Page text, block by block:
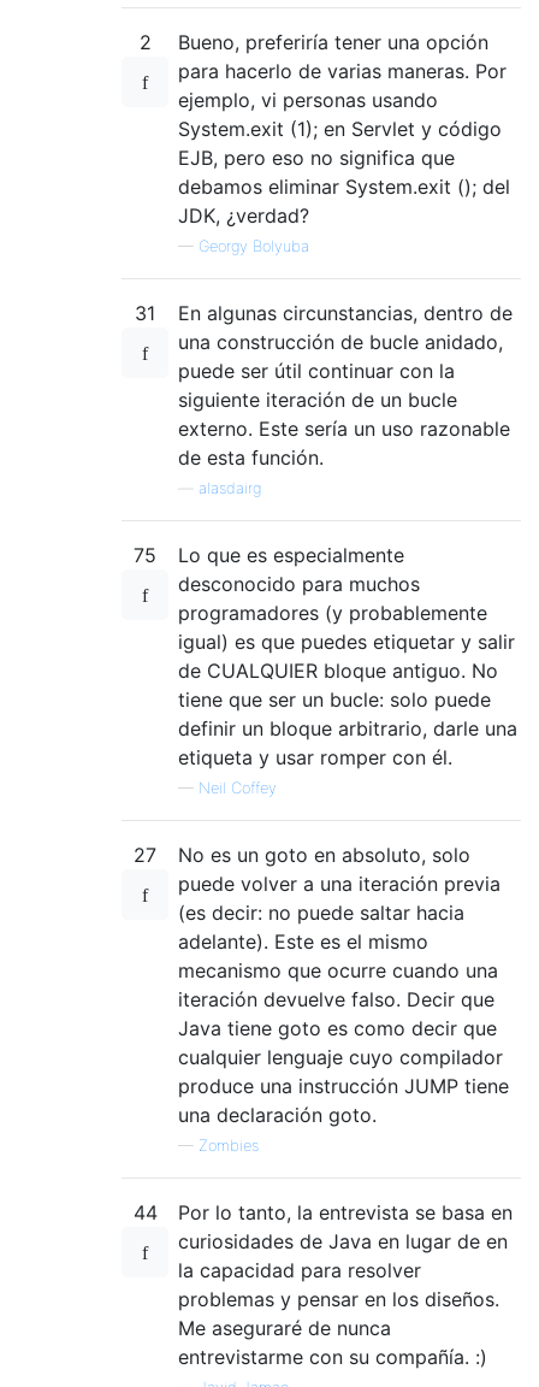
2
Bueno, preferiría tener una opción
para hacerlo de varias maneras. Por
ejemplo, vi personas usando
System.exit (1); en Servlet y código
EJB, pero eso no significa que
debamos eliminar System.exit (); del
JDK, ¿verdad?
— Georgy Bolyuba
31
En algunas circunstancias, dentro de
una construcción de bucle anidado,
puede ser útil continuar con la
siguiente iteración de un bucle
externo. Este sería un uso razonable
de esta función.
alasdairg
75
Lo que es especialmente
desconocido para muchos
programadores (y probablemente
igual) es que puedes etiquetar y salir
de CUALQUIER bloque antiguo. No
tiene que ser un bucle: solo puede
definir un bloque arbitrario, darle una
etiqueta y usar romper con él.
— Neil Coffey
27
No es un goto en absoluto, solo
puede volver a una iteración previa
(es decir: no puede saltar hacia
adelante). Este es el mismo
mecanismo que ocurre cuando una
iteración devuelve falso. Decir que
Java tiene goto es como decir que
cualquier lenguaje cuyo compilador
produce una instrucción JUMP tiene
una declaración goto.
— Zombies
44
Por lo tanto, la entrevista se basa en
curiosidades de Java en lugar de en
la capacidad para resolver
problemas y pensar en los diseños.
Me aseguraré de nunca
entrevistarme con su compañía. :)